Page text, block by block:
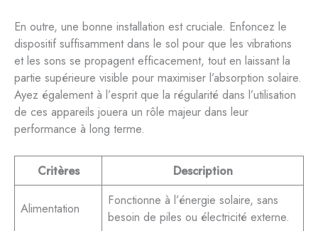
En outre, une bonne installation est cruciale. Enfoncez le
dispositif suffisamment dans le sol pour que les vibrations
et les sons se propagent efficacement, tout en laissant la
partie supérieure visible pour maximiser l’absorption solaire.
Ayez également à l’esprit que la régularité dans l’utilisation
de ces appareils jouera un rôle majeur dans leur
performance à long terme.
Critères Description
Alimentation
Fonctionne à l’énergie solaire, sans
besoin de piles ou électricité externe.